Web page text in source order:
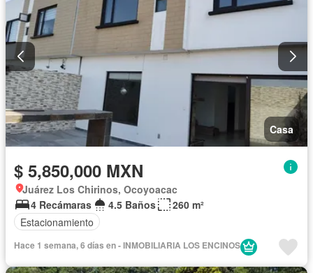
Casa
$ 5,850,000 MXN
Juárez Los Chirinos, Ocoyoacac
4 Recámaras
4.5 Baños
260 m²
Estacionamiento
Hace 1 semana, 6 días en - INMOBILIARIA LOS ENCINOS